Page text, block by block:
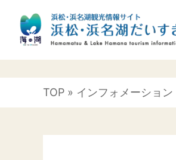
TOP » インフォメーション